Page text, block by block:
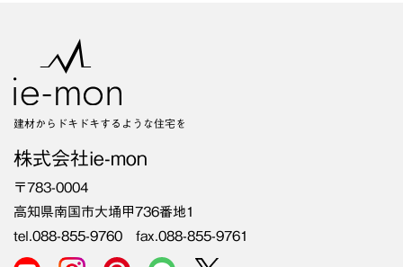
建材からドキドキするような住宅を
株式会社ie-mon
〒783-0004
高知県南国市大埇甲736番地1
tel.088-855-9760 fax.088-855-9761